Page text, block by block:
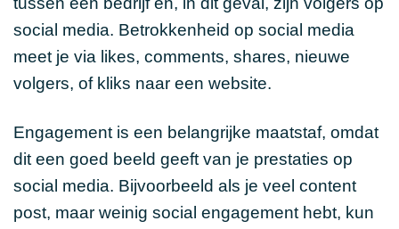
social media. Betrokkenheid op social media
meet je via likes, comments, shares, nieuwe
volgers, of kliks naar een website.
Engagement is een belangrijke maatstaf, omdat
dit een goed beeld geeft van je prestaties op
social media. Bijvoorbeeld als je veel content
post, maar weinig social engagement hebt, kun